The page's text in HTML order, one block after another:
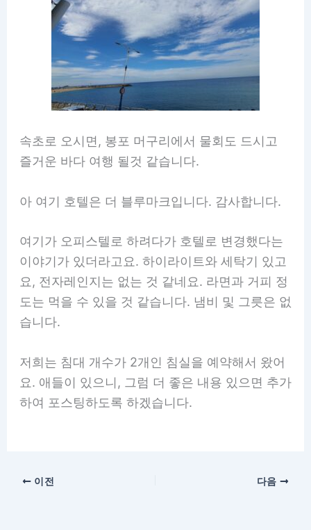
속초로 오시면, 봉포 머구리에서 물회도 드시고
즐거운 바다 여행 될것 같습니다.
아 여기 호텔은 더 블루마크입니다. 감사합니다.
여기가 오피스텔로 하려다가 호텔로 변경했다는
이야기가 있더라고요. 하이라이트와 세탁기 있고
요, 전자레인지는 없는 것 같네요. 라면과 거피 정
도는 먹을 수 있을 것 같습니다. 냄비 및 그릇은 없
습니다.
저희는 침대 개수가 2개인 침실을 예약해서 왔어
요. 애들이 있으니, 그럼 더 좋은 내용 있으면 추가
하여 포스팅하도록 하겠습니다.
이전 다음